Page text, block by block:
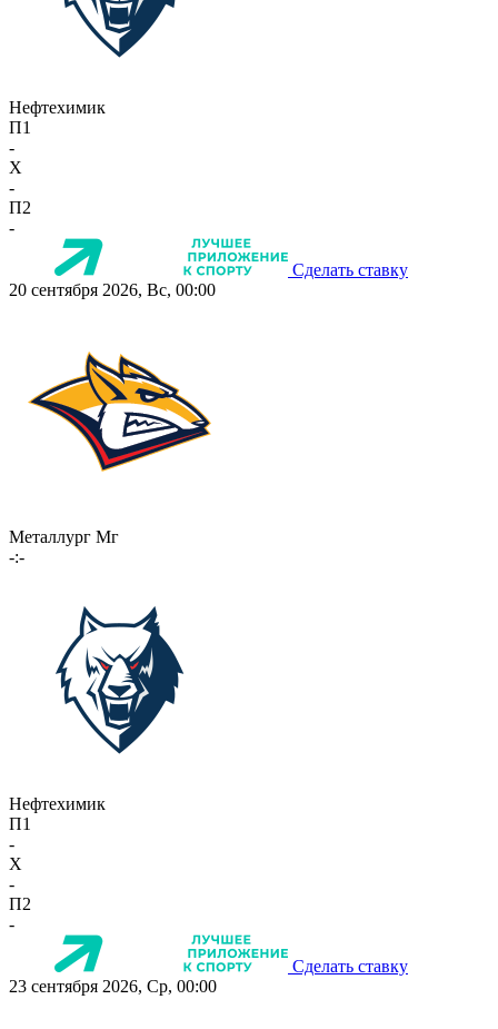
Нефтехимик
П1
-
X
-
П2
-
Сделать ставку
20 сентября 2026, Вс, 00:00
Металлург Мг
-:-
Нефтехимик
П1
-
X
-
П2
-
Сделать ставку
23 сентября 2026, Ср, 00:00